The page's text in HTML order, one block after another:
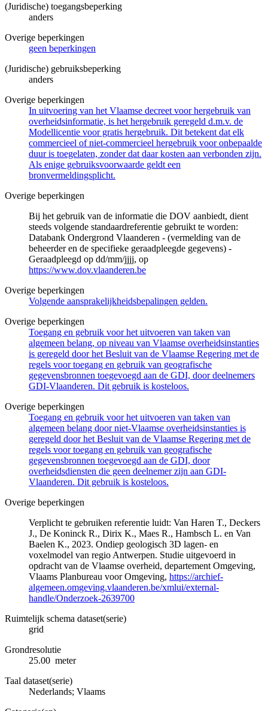
(Juridische) toegangsbeperking
anders
Overige beperkingen
geen beperkingen
(Juridische) gebruiksbeperking
anders
Overige beperkingen
In uitvoering van het Vlaamse decreet voor hergebruik van
overheidsinformatie, is het hergebruik geregeld d.m.v. de
Modellicentie voor gratis hergebruik. Dit betekent dat elk
commercieel of niet-commercieel hergebruik voor onbepaalde
duur is toegelaten, zonder dat daar kosten aan verbonden zijn.
Als enige gebruiksvoorwaarde geldt een
bronvermeldingsplicht.
Overige beperkingen
Bij het gebruik van de informatie die DOV aanbiedt, dient
steeds volgende standaardreferentie gebruikt te worden:
Databank Ondergrond Vlaanderen - (vermelding van de
beheerder en de specifieke geraadpleegde gegevens) -
Geraadpleegd op dd/mm/jjjj, op
https://www.dov.vlaanderen.be
Overige beperkingen
Volgende aansprakelijkheidsbepalingen gelden.
Overige beperkingen
Toegang en gebruik voor het uitvoeren van taken van
algemeen belang, op niveau van Vlaamse overheidsinstanties
is geregeld door het Besluit van de Vlaamse Regering met de
regels voor toegang en gebruik van geografische
gegevensbronnen toegevoegd aan de GDI, door deelnemers
GDI-Vlaanderen. Dit gebruik is kosteloos.
Overige beperkingen
Toegang en gebruik voor het uitvoeren van taken van
algemeen belang door niet-Vlaamse overheidsinstanties is
geregeld door het Besluit van de Vlaamse Regering met de
regels voor toegang en gebruik van geografische
gegevensbronnen toegevoegd aan de GDI, door
overheidsdiensten die geen deelnemer zijn aan GDI-
Vlaanderen. Dit gebruik is kosteloos.
Overige beperkingen
Verplicht te gebruiken referentie luidt: Van Haren T., Deckers
J., De Koninck R., Dirix K., Maes R., Hambsch L. en Van
Baelen K., 2023. Ondiep geologisch 3D lagen- en
voxelmodel van regio Antwerpen. Studie uitgevoerd in
opdracht van de Vlaamse overheid, departement Omgeving,
Vlaams Planbureau voor Omgeving, https://archief-
algemeen.omgeving.vlaanderen.be/xmlui/external-
handle/Onderzoek-2639700
Ruimtelijk schema dataset(serie)
grid
Grondresolutie
25.00 meter
Taal dataset(serie)
Nederlands; Vlaams